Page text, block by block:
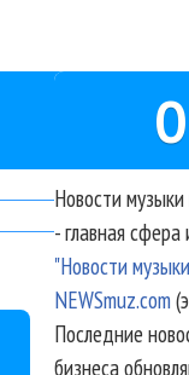
Новости
- главная
"Новости
NEWSmuz.com
Последние
бизнеса